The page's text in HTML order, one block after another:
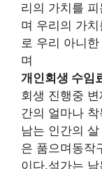
리의 가치를
며 우리의 가
로 우리 아니
며
개인회생 수임
회생 진행중
간의 얼마나
남는 인간의
은 품으며동작
이다.석가는